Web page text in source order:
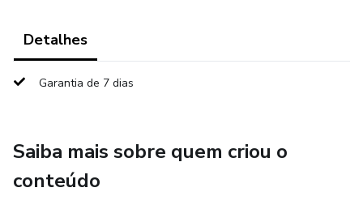
A grande vantagem das marmitas congeladas fitness é a
embalagens individuais, que são então congeladas. Dessa
correria ou falta de tempo.
Detalhes
Garantia de 7 dias
Saiba mais sobre quem criou o
conteúdo